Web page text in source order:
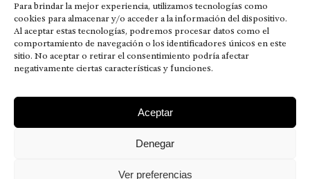
Para brindar la mejor experiencia, utilizamos tecnologías como
cookies para almacenar y/o acceder a la información del dispositivo.
Al aceptar estas tecnologías, podremos procesar datos como el
comportamiento de navegación o los identificadores únicos en este
sitio. No aceptar o retirar el consentimiento podría afectar
negativamente ciertas características y funciones.
Aceptar
Denegar
Ver preferencias
El concepto de familia no está limitado exclusivamente a la sangre; seres
que surgen en nuestro diario vivir suelen pesar más que los
emparentados. Más bien, el apego de estas dos versiones de seres
queridos mueve ideales provenientes de sus vivencias.
This is for nuestra gente.” – HRSuriel
MISIÓN VISIÓN VALORES
CONTACTOS